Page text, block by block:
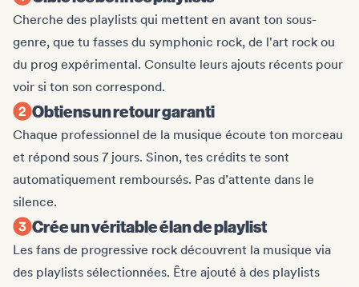
Cherche des playlists qui mettent en avant ton sous-
genre, que tu fasses du symphonic rock, de l'art rock ou
du prog expérimental. Consulte leurs ajouts récents pour
voir si ton son correspond.
Obtiens un retour garanti
Chaque professionnel de la musique écoute ton morceau
et répond sous 7 jours. Sinon, tes crédits te sont
automatiquement remboursés. Pas d’attente dans le
silence.
Crée un véritable élan de playlist
Les fans de progressive rock découvrent la musique via
des playlists sélectionnées. Être ajouté à des playlists